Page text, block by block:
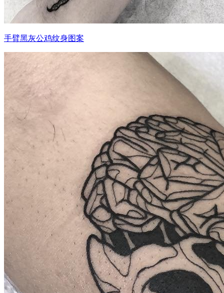
手臂黑灰公鸡纹身图案